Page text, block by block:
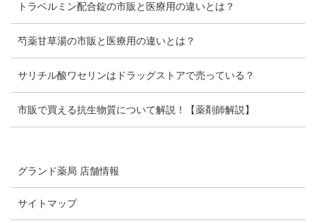
トラベルミン配合錠の市販と医療用の違いとは？
芍薬甘草湯の市販と医療用の違いとは？
サリチル酸ワセリンはドラッグストアで売っている？
市販で買える抗生物質について解説！【薬剤師解説】
グランド薬局 店舗情報
サイトマップ